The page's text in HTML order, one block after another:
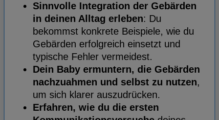
Sinnvolle Integration der Gebärden
in deinen Alltag erleben: Du
bekommst konkrete Beispiele, wie du
Gebärden erfolgreich einsetzt und
typische Fehler vermeidest.
Dein Baby ermuntern, die Gebärden
nachzuahmen und selbst zu nutzen,
um sich klarer auszudrücken.
Erfahren, wie du die ersten